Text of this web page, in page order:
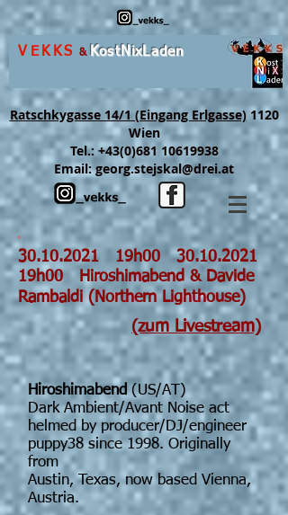
VEKKS & KostNixLaden
Ratschkygasse 14/1 (Eingang Erlgasse)1120
Wien
Tel.: +43(0)681 10619938
Email:georg.stejskal@drei.at
30.10.2021 19h0030.10.2021
19h00 Hiroshimabend & Davide
Rambaldi (Northern Lighthouse)
(zum Livestream)
Hiroshimabend(US/AT)
Dark Ambient/Avant Noise act
helmed by producer/DJ/engineer
puppy38 since 1998. Originally
from
Austin, Texas, now based Vienna,
Austria.